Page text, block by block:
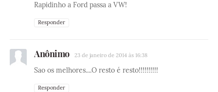
Rapidinho a Ford passa a VW!
Responder
Anônimo 23 de janeiro de 2014 às 16:38
Sao os melhores....O resto é resto!!!!!!!!!!
Responder